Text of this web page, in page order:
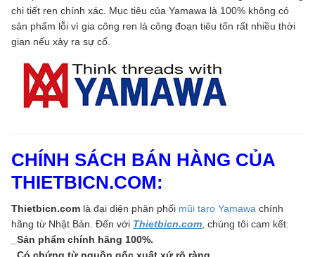
chi tiết ren chính xác. Mục tiêu của Yamawa là 100% không có
sản phẩm lỗi vì gia công ren là công đoạn tiêu tốn rất nhiều thời
gian nếu xảy ra sự cố.
CHÍNH SÁCH BÁN HÀNG CỦA
THIETBICN.COM:
Thietbicn.com là đại diện phân phối mũi taro Yamawa chính
hãng từ Nhật Bản. Đến với Thietbicn.com , chúng tôi cam kết:
_Sản phẩm chính hãng 100%.
_Có chứng từ nguồn gốc xuất xứ rõ ràng.